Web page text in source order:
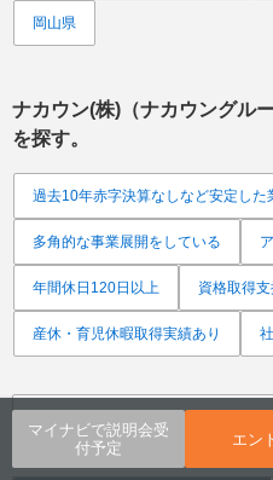
マイナビで説明会受
付予定
エン
岡山県
ナカウン(株)（ナカウングルー
を探す。
過去10年赤字決算なしなど安定した
多角的な事業展開をしている
年間休日120日以上 資格取得
産休・育児休暇取得実績あり